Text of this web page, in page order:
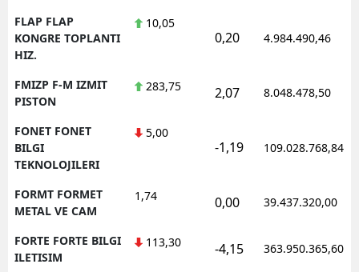
FLAP FLAP
KONGRE TOPLANTI
HIZ.
10,05
0,20 4.984.490,46
FMIZP F-M IZMIT
PISTON
283,75 2,07 8.048.478,50
FONET FONET
BILGI
TEKNOLOJILERI
5,00
-1,19 109.028.768,84
FORMT FORMET
METAL VE CAM
1,74 0,00 39.437.320,00
FORTE FORTE BILGI
ILETISIM
113,30 -4,15 363.950.365,60